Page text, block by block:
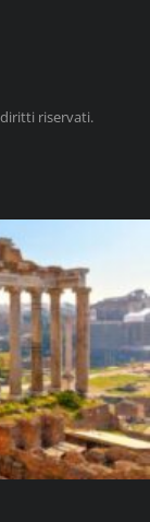
riservati.